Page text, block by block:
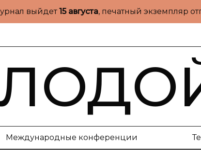
выйдет15 августа, печатный экземпляр
Международные конференции